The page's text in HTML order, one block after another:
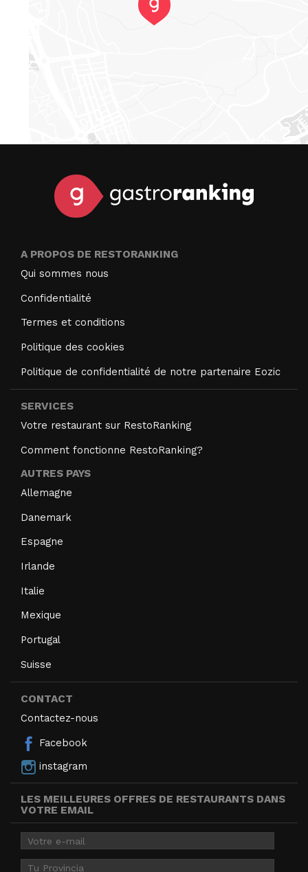
A PROPOS DE RESTORANKING
Qui sommes nous
Confidentialité
Termes et conditions
Politique des cookies
Politique de confidentialité de notre partenaire Eozic
SERVICES
Votre restaurant sur RestoRanking
Comment fonctionne RestoRanking?
AUTRES PAYS
Allemagne
Danemark
Espagne
Irlande
Italie
Mexique
Portugal
Suisse
CONTACT
Contactez-nous
Facebook
instagram
LES MEILLEURES OFFRES DE RESTAURANTS DANS
VOTRE EMAIL